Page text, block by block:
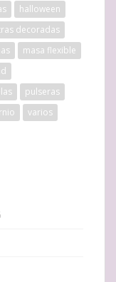
halloween
decoradas
masa flexible
pulseras
varios